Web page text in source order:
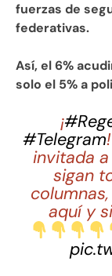
fuerzas de
federativas.
Así, el 6%
solo el 5% a
¡
#Telegram
invitada
sigan
aquí y